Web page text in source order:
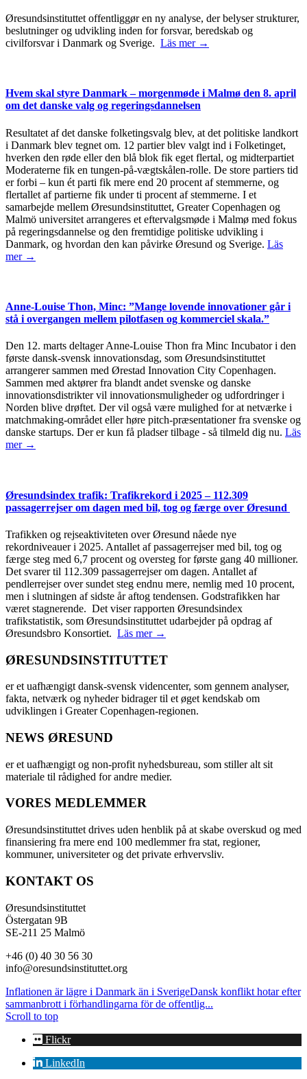
Øresundsinstituttet offentliggør en ny analyse, der belyser strukturer,
beslutninger og udvikling inden for forsvar, beredskab og
civilforsvar i Danmark og Sverige. Läs mer →
Hvem skal styre Danmark – morgenmøde i Malmø den 8. april
om det danske valg og regeringsdannelsen
Resultatet af det danske folketingsvalg blev, at det politiske landkort
i Danmark blev tegnet om. 12 partier blev valgt ind i Folketinget,
hverken den røde eller den blå blok fik eget flertal, og midterpartiet
Moderaterne fik en tungen-på-vægtskålen-rolle. De store partiers tid
er forbi – kun ét parti fik mere end 20 procent af stemmerne, og
flertallet af partierne fik under ti procent af stemmerne. I et
samarbejde mellem Øresundsinstituttet, Greater Copenhagen og
Malmö universitet arrangeres et eftervalgsmøde i Malmø med fokus
på regeringsdannelse og den fremtidige politiske udvikling i
Danmark, og hvordan den kan påvirke Øresund og Sverige. Läs
mer →
Anne-Louise Thon, Minc: ”Mange lovende innovationer går i
stå i overgangen mellem pilotfasen og kommerciel skala.”
Den 12. marts deltager Anne-Louise Thon fra Minc Incubator i den
første dansk-svensk innovationsdag, som Øresundsinstituttet
arrangerer sammen med Ørestad Innovation City Copenhagen.
Sammen med aktører fra blandt andet svenske og danske
innovationsdistrikter vil innovationsmuligheder og udfordringer i
Norden blive drøftet. Der vil også være mulighed for at netværke i
matchmaking-området eller høre pitch-præsentationer fra svenske og
danske startups. Der er kun få pladser tilbage - så tilmeld dig nu. Läs
mer →
Øresundsindex trafik: Trafikrekord i 2025 – 112.309
passagerrejser om dagen med bil, tog og færge over Øresund
Trafikken og rejseaktiviteten over Øresund nåede nye
rekordniveauer i 2025. Antallet af passagerrejser med bil, tog og
færge steg med 6,7 procent og oversteg for første gang 40 millioner.
Det svarer til 112.309 passagerrejser om dagen. Antallet af
pendlerrejser over sundet steg endnu mere, nemlig med 10 procent,
men i slutningen af sidste år aftog tendensen. Godstrafikken har
været stagnerende. Det viser rapporten Øresundsindex
trafikstatistik, som Øresundsinstituttet udarbejder på opdrag af
Øresundsbro Konsortiet. Läs mer →
ØRESUNDSINSTITUTTET
er et uafhængigt dansk-svensk videncenter, som gennem analyser,
fakta, netværk og nyheder bidrager til et øget kendskab om
udviklingen i Greater Copenhagen-regionen.
NEWS ØRESUND
er et uafhængigt og non-profit nyhedsbureau, som stiller alt sit
materiale til rådighed for andre medier.
VORES MEDLEMMER
Øresundsinstituttet drives uden henblik på at skabe overskud og med
finansiering fra mere end 100 medlemmer fra stat, regioner,
kommuner, universiteter og det private erhvervsliv.
KONTAKT OS
Øresundsinstituttet
Östergatan 9B
SE-211 25 Malmö
+46 (0) 40 30 56 30
info@oresundsinstituttet.org
Inflationen är lägre i Danmark än i SverigeDansk konflikt hotar efter
sammanbrott i förhandlingarna för de offentlig...
Scroll to top
Flickr
LinkedIn